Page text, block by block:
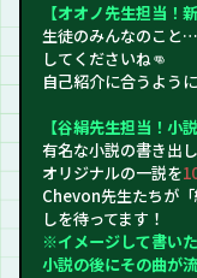
【オオノ先生担当！
生徒のみんなのこと
してくださいね👊
自己紹介に合うよう
【谷絹先生担当！小
有名な小説の書き出
オリジナルの一説を
Chevon先生たちが
しを待ってます！
※イメージして書い
小説の後にその曲が